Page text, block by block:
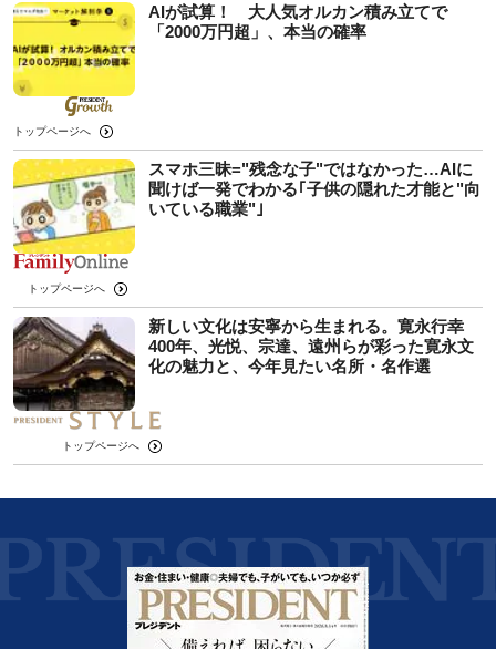
AIが試算！ 大人気オルカン積み立てで
「2000万円超」、本当の確率
トップページへ
スマホ三昧="残念な子"ではなかった…AIに
聞けば一発でわかる｢子供の隠れた才能と"向
いている職業"｣
トップページへ
新しい文化は安寧から生まれる。寛永行幸
400年、光悦、宗達、遠州らが彩った寛永文
化の魅力と、今年見たい名所・名作選
トップページへ